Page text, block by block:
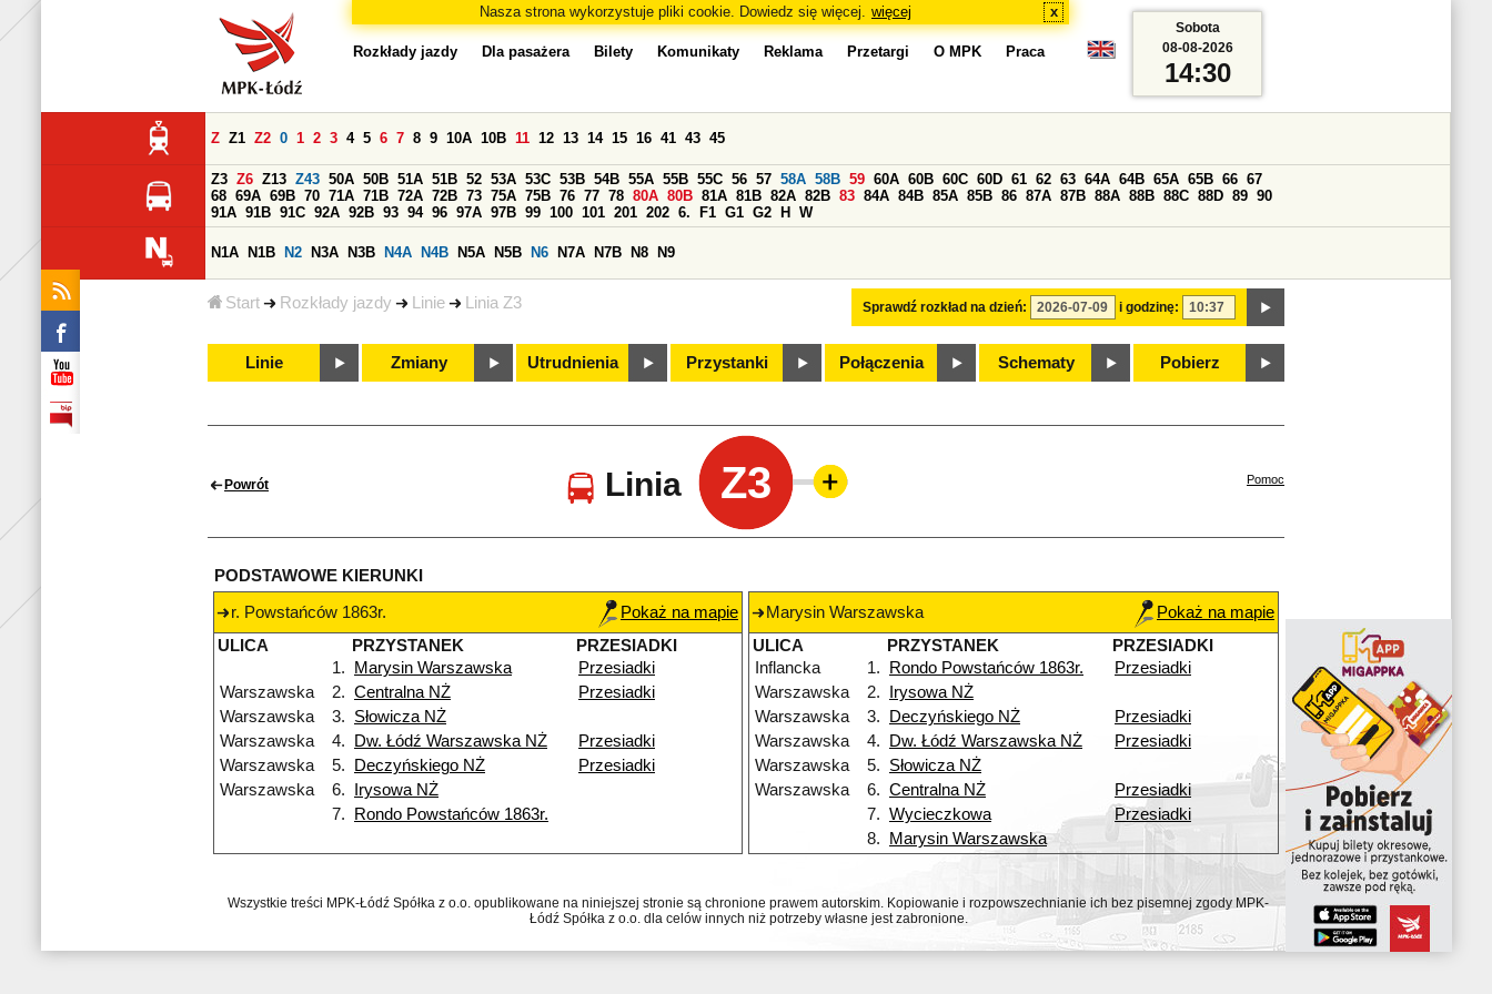
Nasza strona wykorzystuje pliki cookie. Dowiedz się więcej. więcej x
Start Rozkłady jazdy Linie Linia Z3
Rozkłady jazdy Dla pasażera Bilety Komunikaty Reklama Przetargi O MPK Praca
Sprawdź rozkład na dzień: i godzinę:
Z Z1 Z2 0 1 2 3 4 5 6 7 8 9 10A 10B 11 12 13 14 15 16 41 43 45
Z3 Z6 Z13 Z43 50A 50B 51A 51B 52 53A 53C 53B 54B 55A 55B 55C 56 57 58A 58B 59 60A 60B 60C 60D 61 62 63 64A 64B 65A 65B 66 67
68 69A 69B 70 71A 71B 72A 72B 73 75A 75B 76 77 78 80A 80B 81A 81B 82A 82B 83 84A 84B 85A 85B 86 87A 87B 88A 88B 88C 88D 89 90
91A 91B 91C 92A 92B 93 94 96 97A 97B 99 100 101 201 202 6. F1 G1 G2 H W
N1A N1B N2 N3A N3B N4A N4B N5A N5B N6 N7A N7B N8 N9
Linie Zmiany Utrudnienia Przystanki Połączenia Schematy Pobierz
Sobota
08-08-2026
14:30
Powrót Linia Z3 Pomoc
PODSTAWOWE KIERUNKI
r. Powstańców 1863r.
Pokaż na mapie
ULICA
PRZYSTANEK
PRZESIADKI
1.
Marysin Warszawska
Przesiadki
Warszawska
2. Centralna NŻ
Przesiadki
Warszawska
3.
Słowicza NŻ
Warszawska
4. Dw. Łódź Warszawska NŻ
Przesiadki
Warszawska
5. Deczyńskiego NŻ
Przesiadki
Warszawska
6.
Irysowa NŻ
7.
Rondo Powstańców 1863r.
Marysin Warszawska
Pokaż na mapie
ULICA
PRZYSTANEK
PRZESIADKI
Inflancka
1. Rondo Powstańców 1863r.
Przesiadki
Warszawska
2.
Irysowa NŻ
Warszawska
3. Deczyńskiego NŻ
Przesiadki
Warszawska
4. Dw. Łódź Warszawska NŻ
Przesiadki
Warszawska
5.
Słowicza NŻ
Warszawska
6. Centralna NŻ
Przesiadki
7. Wycieczkowa
Przesiadki
8.
Marysin Warszawska
Wszystkie treści MPK-Łódź Spółka z o.o. opublikowane na niniejszej stronie są chronione prawem autorskim. Kopiowanie i rozpowszechnianie ich bez pisemnej zgody MPK-
Łódź Spółka z o.o. dla celów innych niż potrzeby własne jest zabronione.